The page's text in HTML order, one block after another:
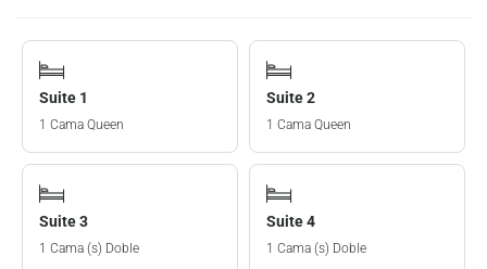
Suite 1
1 Cama Queen
Suite 2
1 Cama Queen
Suite 3
1 Cama (s) Doble
Suite 4
1 Cama (s) Doble